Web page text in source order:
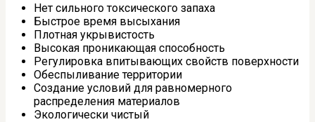
Нет сильного токсического запаха
Быстрое время высыхания
Плотная укрывистость
Высокая проникающая способность
Регулировка впитывающих свойств поверхности
Обеспыливание территории
Создание условий для равномерного
распределения материалов
Экологически чистый